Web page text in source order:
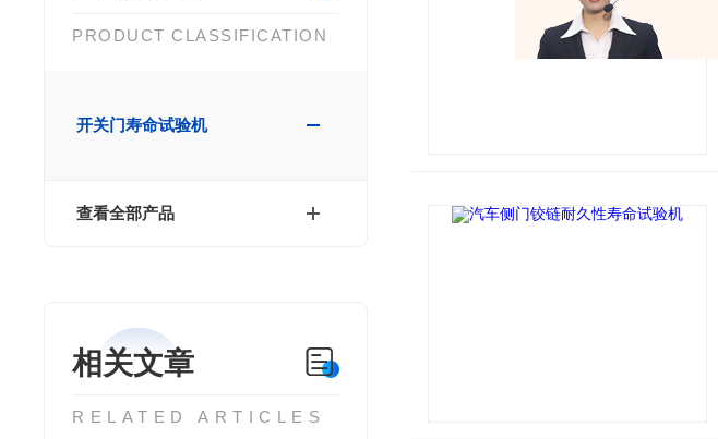
PRODUCT CLASSIFICATION
开关门寿命试验机
查看全部产品
相关文章
RELATED ARTICLES